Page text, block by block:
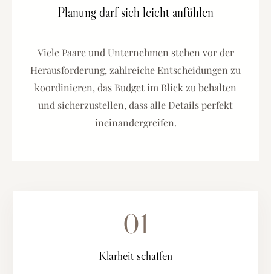
Planung darf sich leicht anfühlen
Viele Paare und Unternehmen stehen vor der
Herausforderung, zahlreiche Entscheidungen zu
koordinieren, das Budget im Blick zu behalten
und sicherzustellen, dass alle Details perfekt
ineinandergreifen.
01
Klarheit schaffen